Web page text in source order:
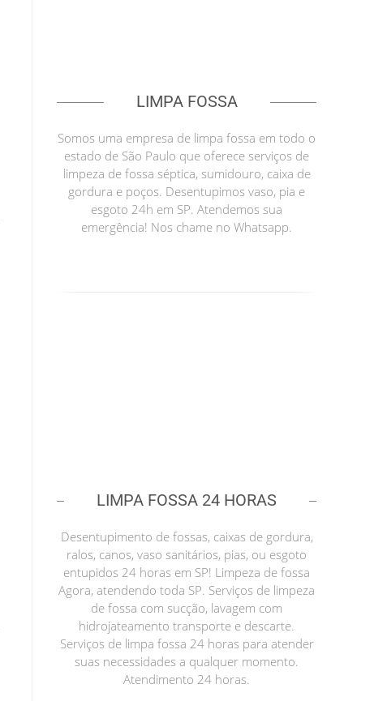
LIMPA FOSSA
Somos uma empresa de limpa fossa em todo o
estado de São Paulo que oferece serviços de
limpeza de fossa séptica, sumidouro, caixa de
gordura e poços. Desentupimos vaso, pia e
esgoto 24h em SP. Atendemos sua
emergência! Nos chame no Whatsapp.
LIMPA FOSSA 24 HORAS
Desentupimento de fossas, caixas de gordura,
ralos, canos, vaso sanitários, pias, ou esgoto
entupidos 24 horas em SP! Limpeza de fossa
Agora, atendendo toda SP. Serviços de limpeza
de fossa com sucção, lavagem com
hidrojateamento transporte e descarte.
Serviços de limpa fossa 24 horas para atender
suas necessidades a qualquer momento.
Atendimento 24 horas.